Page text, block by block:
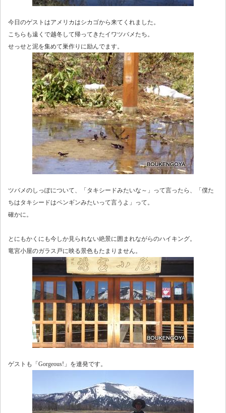
今日のゲストはアメリカはシカゴから来てくれました。
こちらも遠くで越冬して帰ってきたイワツバメたち。
せっせと泥を集めて巣作りに励んでます。
ツバメのしっぽについて、「タキシードみたいな～」って言ったら、「僕た
ちはタキシードはペンギンみたいって言うよ」って。
確かに。
とにもかくにも今しか見られない絶景に囲まれながらのハイキング。
竜宮小屋のガラス戸に映る景色もたまりません。
ゲストも「Gorgeous!」を連発です。